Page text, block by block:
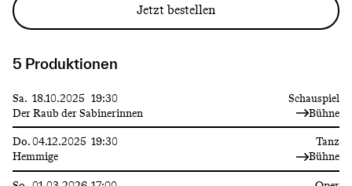
Jetzt bestellen
5 Produktionen
Schauspiel
Sa. 18.10.2025 19:30
Der Raub der Sabinerinnen
Bühne
Tanz
Do.04.12.2025 19:30
Hemmige
Bühne